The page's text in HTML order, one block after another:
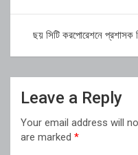
ছয় সিটি করপোরেশনে প্রশাসক
Leave a Reply
Your email address will
are marked *